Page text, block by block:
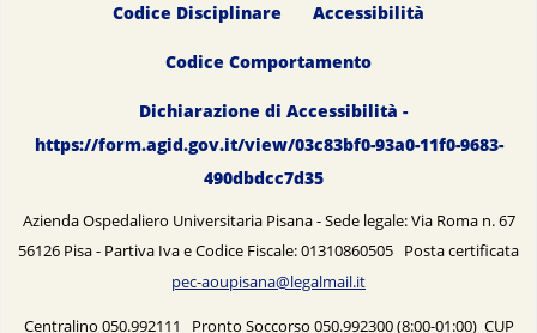
Codice Disciplinare Accessibilità
Codice Comportamento
Dichiarazione di Accessibilità -
https://form.agid.gov.it/view/03c83bf0-93a0-11f0-9683-
490dbdcc7d35
Azienda Ospedaliero Universitaria Pisana - Sede legale: Via Roma n. 67
56126 Pisa - Partiva Iva e Codice Fiscale: 01310860505 Posta certificata
pec-aoupisana@legalmail.it
Centralino 050.992111 Pronto Soccorso 050.992300 (8:00-01:00) CUP